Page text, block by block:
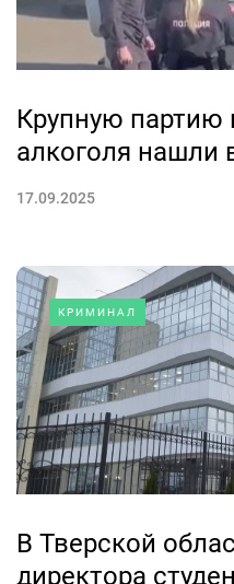
Крупную партию
алкоголя нашли
17.09.2025
КРИМИНАЛ
В Тверской
директора